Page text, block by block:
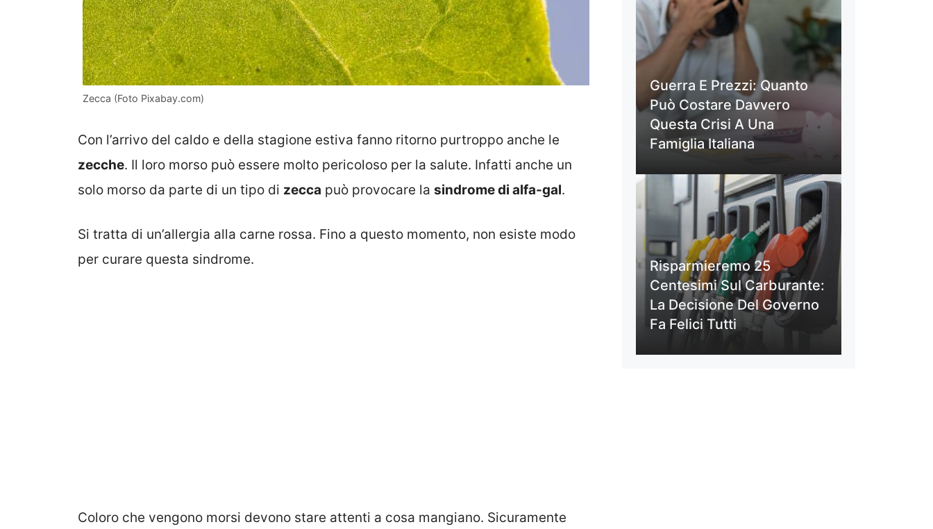
Zecca (Foto Pixabay.com)
Con l’arrivo del caldo e della stagione estiva fanno ritorno purtroppo anche le
zecche. Il loro morso può essere molto pericoloso per la salute. Infatti anche un
solo morso da parte di un tipo di zecca può provocare la sindrome di alfa-gal.
Si tratta di un’allergia alla carne rossa. Fino a questo momento, non esiste modo
per curare questa sindrome.
Coloro che vengono morsi devono stare attenti a cosa mangiano. Sicuramente
Guerra E Prezzi: Quanto
Può Costare Davvero
Questa Crisi A Una
Famiglia Italiana
Risparmieremo 25
Centesimi Sul Carburante:
La Decisione Del Governo
Fa Felici Tutti